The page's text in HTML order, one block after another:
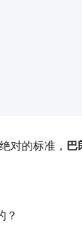
对的标准， 巴
？